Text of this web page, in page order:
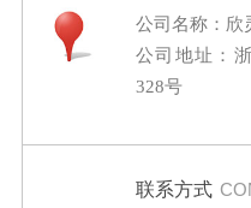
公司名称：欣
公司地址：
328号
联系方式